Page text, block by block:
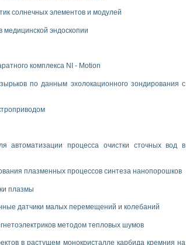
солнечных элементов и модулей
медицинской эндоскопии
комплекса NI - Motion
по данным эхолокационного зондирования с
автоматизации процесса очистки сточных вод в
плазменных процессов синтеза нанопорошков
плазмы
датчики малых перемещений и колебаний
методом тепловых шумов
в растущем монокристалле карбида кремния на